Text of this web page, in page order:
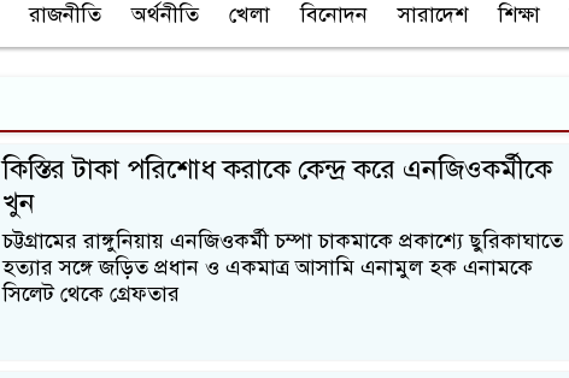
রাজনীতি অর্থনীতি খেলা বিনোদন সারাদেশ শিক্ষা
কিস্তির টাকা পরিশোধ করাকে কেন্দ্র করে এনজিওকর্মীকে
খুন
চট্টগ্রামের রাঙ্গুনিয়ায় এনজিওকর্মী চম্পা চাকমাকে প্রকাশ্যে ছুরিকাঘাতে
হত্যার সঙ্গে জড়িত প্রধান ও একমাত্র আসামি এনামুল হক এনামকে
সিলেট থেকে গ্রেফতার